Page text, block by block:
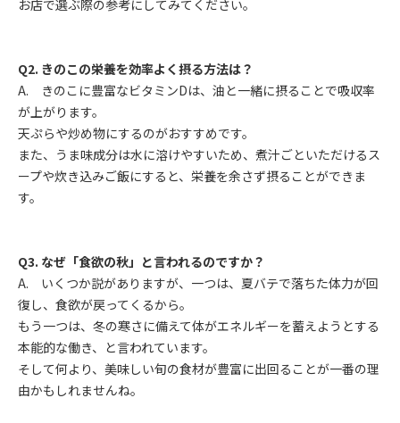
お店で選ぶ際の参考にしてみてください。
Q2. きのこの栄養を効率よく摂る方法は？
A. きのこに豊富なビタミンDは、油と一緒に摂ることで吸収率
が上がります。
天ぷらや炒め物にするのがおすすめです。
また、うま味成分は水に溶けやすいため、煮汁ごといただけるス
ープや炊き込みご飯にすると、栄養を余さず摂ることができま
す。
Q3. なぜ「食欲の秋」と言われるのですか？
A. いくつか説がありますが、一つは、夏バテで落ちた体力が回
復し、食欲が戻ってくるから。
もう一つは、冬の寒さに備えて体がエネルギーを蓄えようとする
本能的な働き、と言われています。
そして何より、美味しい旬の食材が豊富に出回ることが一番の理
由かもしれませんね。